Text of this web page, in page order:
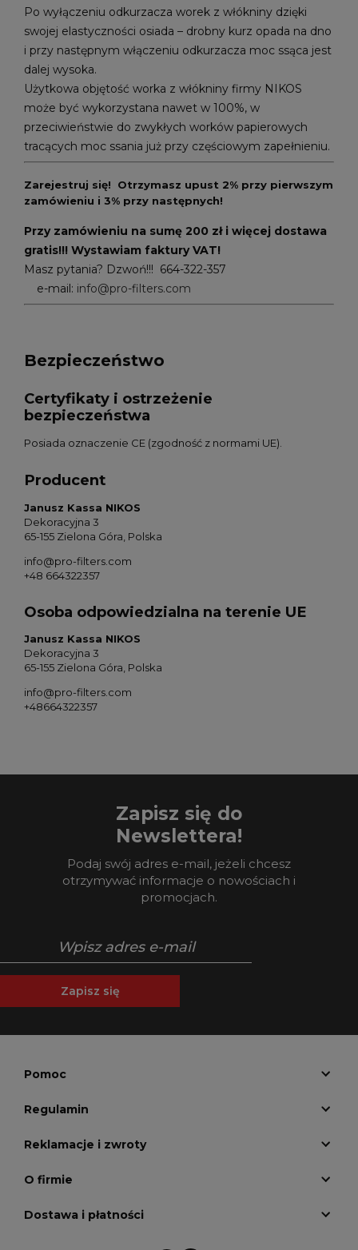
Po wyłączeniu odkurzacza worek z włókniny dzięki
swojej elastyczności osiada – drobny kurz opada na dno
i przy następnym włączeniu odkurzacza moc ssąca jest
dalej wysoka.
Użytkowa objętość worka z włókniny firmy NIKOS
może być wykorzystana nawet w 100%, w
przeciwieństwie do zwykłych worków papierowych
tracących moc ssania już przy częściowym zapełnieniu.
Zarejestruj się! Otrzymasz upust 2% przy pierwszym
zamówieniu i 3% przy następnych!
Przy zamówieniu na sumę 200 zł i więcej dostawa
gratis!!! Wystawiam faktury VAT!
Masz pytania? Dzwoń!!! 664-322-357
e-mail: info@pro-filters.com
Bezpieczeństwo
Certyfikaty i ostrzeżenie
bezpieczeństwa
Posiada oznaczenie CE (zgodność z normami UE).
Producent
Janusz Kassa NIKOS
Dekoracyjna 3
65-155 Zielona Góra, Polska
info@pro-filters.com
+48 664322357
Osoba odpowiedzialna na terenie UE
Janusz Kassa NIKOS
Dekoracyjna 3
65-155 Zielona Góra, Polska
info@pro-filters.com
+48664322357
Zapisz się do
Newslettera!
Podaj swój adres e-mail, jeżeli chcesz
otrzymywać informacje o nowościach i
promocjach.
Zapisz się
Pomoc
Regulamin
Reklamacje i zwroty
O firmie
Dostawa i płatności